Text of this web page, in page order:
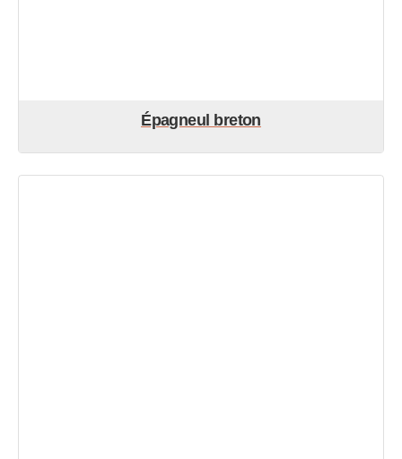
Épagneul breton